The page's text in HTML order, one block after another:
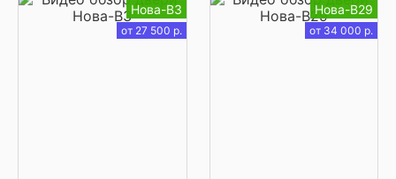
Нова-В3
от 27 500 р.
Нова-В29
от 34 000 р.